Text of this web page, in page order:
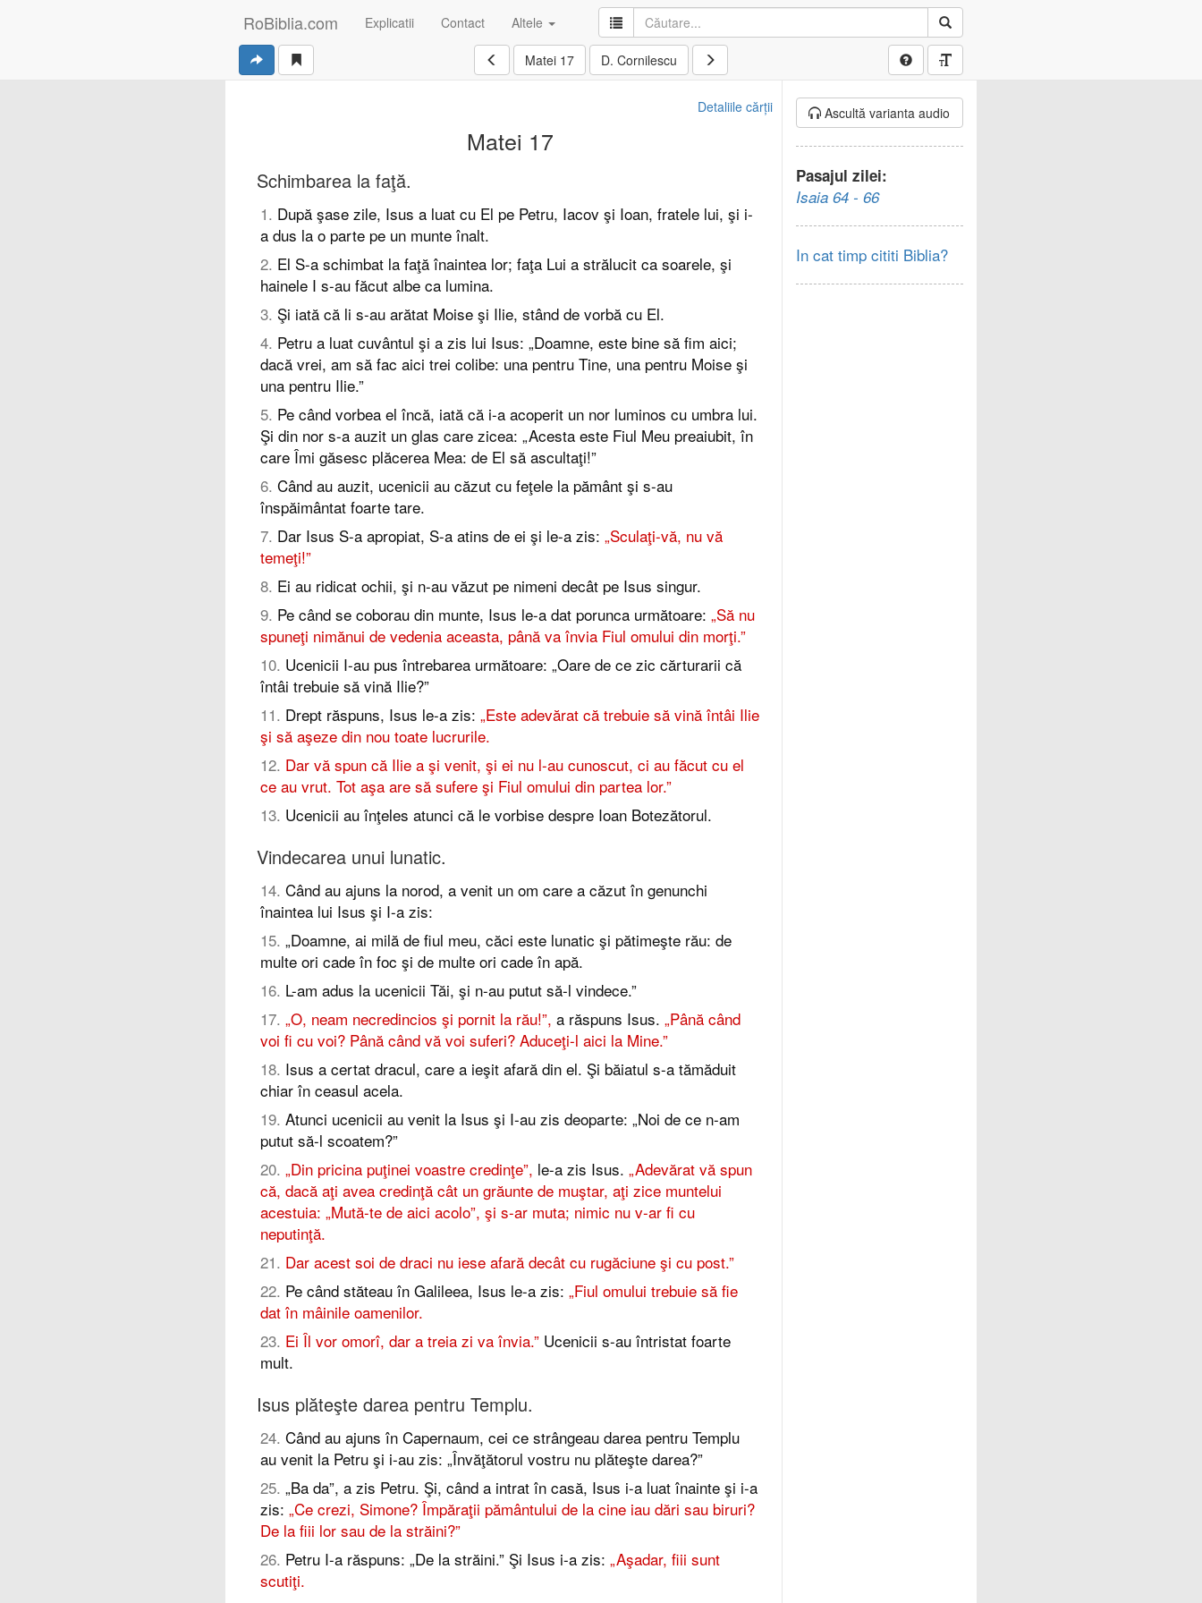
RoBiblia.com Explicatii Contact Altele
Matei 17 D. Cornilescu
Detaliile cărții
Matei 17
Schimbarea la faţă.
1. După şase zile, Isus a luat cu El pe Petru, Iacov şi Ioan, fratele lui, şi i-
a dus la o parte pe un munte înalt.
2. El S-a schimbat la faţă înaintea lor; faţa Lui a strălucit ca soarele, şi
hainele I s-au făcut albe ca lumina.
3. Şi iată că li s-au arătat Moise şi Ilie, stând de vorbă cu El.
4. Petru a luat cuvântul şi a zis lui Isus: „Doamne, este bine să fim aici;
dacă vrei, am să fac aici trei colibe: una pentru Tine, una pentru Moise şi
una pentru Ilie.”
5. Pe când vorbea el încă, iată că i-a acoperit un nor luminos cu umbra lui.
Şi din nor s-a auzit un glas care zicea: „Acesta este Fiul Meu preaiubit, în
care Îmi găsesc plăcerea Mea: de El să ascultaţi!”
6. Când au auzit, ucenicii au căzut cu feţele la pământ şi s-au
înspăimântat foarte tare.
7. Dar Isus S-a apropiat, S-a atins de ei şi le-a zis: „Sculaţi-vă, nu vă
temeţi!”
8. Ei au ridicat ochii, şi n-au văzut pe nimeni decât pe Isus singur.
9. Pe când se coborau din munte, Isus le-a dat porunca următoare: „Să nu
spuneţi nimănui de vedenia aceasta, până va învia Fiul omului din morţi.”
10. Ucenicii I-au pus întrebarea următoare: „Oare de ce zic cărturarii că
întâi trebuie să vină Ilie?”
11. Drept răspuns, Isus le-a zis: „Este adevărat că trebuie să vină întâi Ilie
şi să aşeze din nou toate lucrurile.
12. Dar vă spun că Ilie a şi venit, şi ei nu l-au cunoscut, ci au făcut cu el
ce au vrut. Tot aşa are să sufere şi Fiul omului din partea lor.”
13. Ucenicii au înţeles atunci că le vorbise despre Ioan Botezătorul.
Vindecarea unui lunatic.
14. Când au ajuns la norod, a venit un om care a căzut în genunchi
înaintea lui Isus şi I-a zis:
15. „Doamne, ai milă de fiul meu, căci este lunatic şi pătimeşte rău: de
multe ori cade în foc şi de multe ori cade în apă.
16. L-am adus la ucenicii Tăi, şi n-au putut să-l vindece.”
17. „O, neam necredincios şi pornit la rău!”, a răspuns Isus. „Până când
voi fi cu voi? Până când vă voi suferi? Aduceţi-l aici la Mine.”
18. Isus a certat dracul, care a ieşit afară din el. Şi băiatul s-a tămăduit
chiar în ceasul acela.
19. Atunci ucenicii au venit la Isus şi I-au zis deoparte: „Noi de ce n-am
putut să-l scoatem?”
20. „Din pricina puţinei voastre credinţe”, le-a zis Isus. „Adevărat vă spun
că, dacă aţi avea credinţă cât un grăunte de muştar, aţi zice muntelui
acestuia: „Mută-te de aici acolo”, şi s-ar muta; nimic nu v-ar fi cu
neputinţă.
21. Dar acest soi de draci nu iese afară decât cu rugăciune şi cu post.”
22. Pe când stăteau în Galileea, Isus le-a zis: „Fiul omului trebuie să fie
dat în mâinile oamenilor.
23. Ei Îl vor omorî, dar a treia zi va învia.” Ucenicii s-au întristat foarte
mult.
Isus plăteşte darea pentru Templu.
24. Când au ajuns în Capernaum, cei ce strângeau darea pentru Templu
au venit la Petru şi i-au zis: „Învăţătorul vostru nu plăteşte darea?”
25. „Ba da”, a zis Petru. Şi, când a intrat în casă, Isus i-a luat înainte şi i-a
zis: „Ce crezi, Simone? Împăraţii pământului de la cine iau dări sau biruri?
De la fiii lor sau de la străini?”
26. Petru I-a răspuns: „De la străini.” Şi Isus i-a zis: „Aşadar, fiii sunt
scutiţi.
Ascultă varianta audio
Pasajul zilei:
Isaia 64 - 66
In cat timp cititi Biblia?